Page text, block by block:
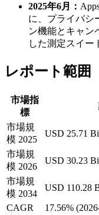
2025年6月：
に、プライバシ
ン機能とキャン
した測定スイー
レポート範囲
市場指
標
市場規
模 2025
USD 25.71
市場規
模 2026
USD 30.23
市場規
模 2034
USD 110.28
CAGR
17.56%